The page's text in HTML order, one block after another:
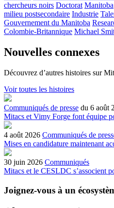
chercheurs noirs Doctorat Manitoba
milieu postsecondaire Industrie
Gouvernement du Manitoba
Colombie-Britannique Michael
Nouvelles connexes
Découvrez d’autres histoires sur
Voir toutes les histoires
Communiqués de presse du 6 août
Mitacs et Vimy Forge font équipe
4 août 2026 Communiqués de
Mises en candidature maintenant
30 juin 2026 Communiqués
Mitacs et le CESLDC s’associent
Joignez-vous à un